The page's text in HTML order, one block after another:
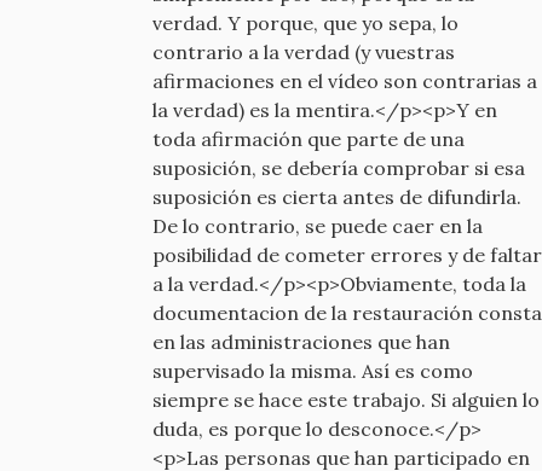
verdad. Y porque, que yo sepa, lo
contrario a la verdad (y vuestras
afirmaciones en el vídeo son contrarias a
la verdad) es la mentira.</p><p>Y en
toda afirmación que parte de una
suposición, se debería comprobar si esa
suposición es cierta antes de difundirla.
De lo contrario, se puede caer en la
posibilidad de cometer errores y de faltar
a la verdad.</p><p>Obviamente, toda la
documentacion de la restauración consta
en las administraciones que han
supervisado la misma. Así es como
siempre se hace este trabajo. Si alguien lo
duda, es porque lo desconoce.</p>
<p>Las personas que han participado en